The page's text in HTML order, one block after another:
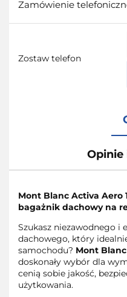
Zamówienie
Zostaw telefon
Opinie
Mont Blanc Activa Aero
bagażnik dachowy na
Szukasz niezawodnego i
dachowego, który
samochodu? Mont
doskonały wybór dla
cenią sobie jakość,
użytkowania.